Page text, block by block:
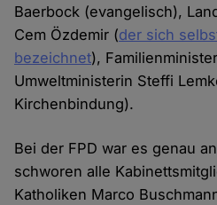
Baerbock (evangelisch),
Cem Özdemir (der sich
bezeichnet),
Umweltministerin Steffi
Kirchenbindung).
Bei der FPD war es genau
schworen alle
Katholiken Marco